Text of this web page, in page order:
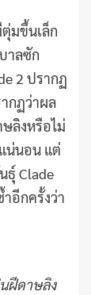
มขึ้นเล็ก
าลซัก
2 ปรากฏ
กฏว่าผล
ลิงหรือไม่
น่นอน แต่
ธุ์ Clade
อีกครั้งว่า
ฝีดาษลิง